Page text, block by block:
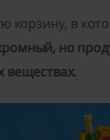
корзину, в
но
веществах.